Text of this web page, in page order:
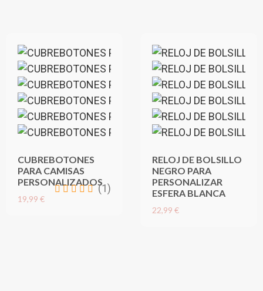
CUBREBOTONES
PARA CAMISAS
PERSONALIZADOS
19,99 €
(1)
RELOJ DE BOLSILLO
NEGRO PARA
PERSONALIZAR
ESFERA BLANCA
22,99 €